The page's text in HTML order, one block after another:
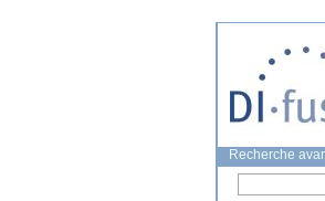
Recherche